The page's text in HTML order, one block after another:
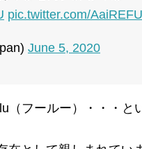
pic.twitter.com/
June 5, 2020
（フールー）・・・と